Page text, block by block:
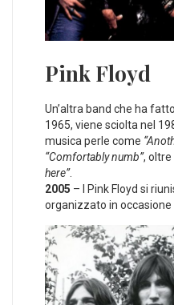
Pink Floyd
Un’altra band che ha
1965, viene sciolta nel
musica perle come
“Comfortably numb”,
here”.
2005 – I Pink Floyd si
organizzato in occasione